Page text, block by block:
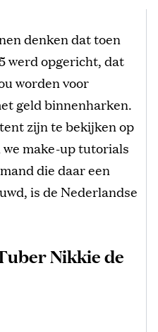
denken dat toen
werd opgericht, dat
worden voor
geld binnenharken.
zijn te bekijken op
make-up tutorials
die daar een
is de Nederlandse
Nikkie de